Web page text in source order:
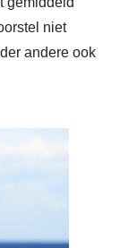
niet
andere ook